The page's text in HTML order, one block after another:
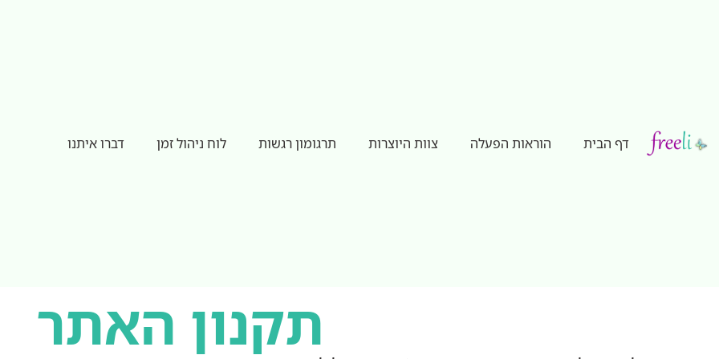
דף הבית הוראות הפעלה צוות היוצרות תרגומון רגשות לוח ניהול זמן דברו איתנו
תקנון האתר